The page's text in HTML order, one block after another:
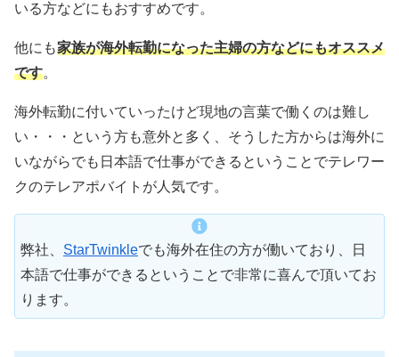
いる方などにもおすすめです。
他にも家族が海外転勤になった主婦の方などにもオススメ
です。
海外転勤に付いていったけど現地の言葉で働くのは難し
い・・・という方も意外と多く、そうした方からは海外に
いながらでも日本語で仕事ができるということでテレワー
クのテレアポバイトが人気です。
弊社、 StarTwinkleでも海外在住の方が働いており、日
本語で仕事ができるということで非常に喜んで頂いてお
ります。